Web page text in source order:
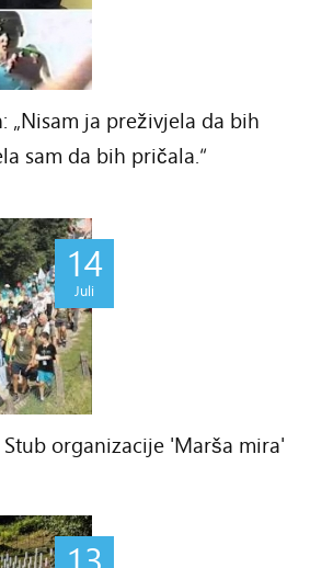
„Nisam ja preživjela da bih
sam da bih pričala.“
14
Juli
organizacije 'Marša mira'